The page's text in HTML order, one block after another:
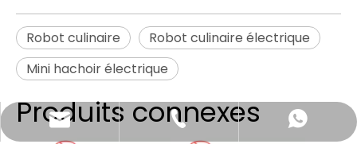
Robot culinaire
Robot culinaire électrique
Mini hachoir électrique
Produits connexes
katy@jmhomemaster.com
+86-750-3318790
WhatsApp